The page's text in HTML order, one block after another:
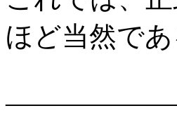
ほど当然であ